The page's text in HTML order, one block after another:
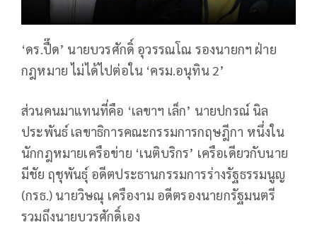
‘ดร.ปื๊ด’ นายบวรศักดิ์ อุวรรณโณ รองนายกฯ ฝ่าย
กฎหมาย ไม่ได้ไปต่อใน ‘ครม.อนุทิน 2’
ส่วนคนมาแทนที่คือ ‘เลขาฯ เล็ก’ นายปกรณ์ นิล
ประพันธ์ เลขาธิการคณะกรรมการกฤษฎีกา หนึ่งใน
นักกฎหมายเครือข่าย ‘เนติบริกร’ เครือเดียวกับนาย
มีชัย ฤชุพันธุ์ อดีตประธานกรรมการร่างรัฐธรรมนูญ
(กรธ.) นายวิษณุ เครืองาม อดีตรองนายกรัฐมนตรี
รวมถึงนายบวรศักดิ์เอง